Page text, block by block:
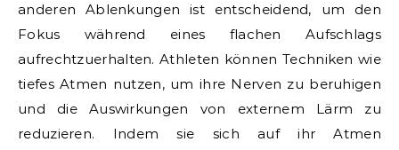
anderen Ablenkungen ist entscheidend, um den
Fokus während eines flachen Aufschlags
aufrechtzuerhalten. Athleten können Techniken wie
tiefes Atmen nutzen, um ihre Nerven zu beruhigen
und die Auswirkungen von externem Lärm zu
reduzieren. Indem sie sich auf ihr Atmen